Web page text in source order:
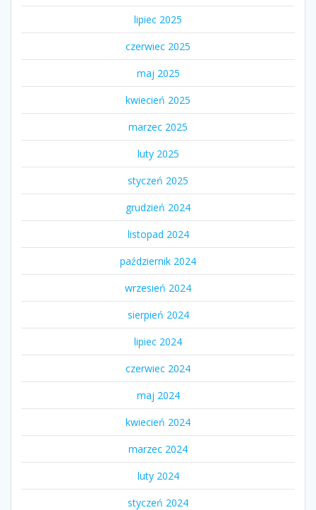
lipiec 2025
czerwiec 2025
maj 2025
kwiecień 2025
marzec 2025
luty 2025
styczeń 2025
grudzień 2024
listopad 2024
październik 2024
wrzesień 2024
sierpień 2024
lipiec 2024
czerwiec 2024
maj 2024
kwiecień 2024
marzec 2024
luty 2024
styczeń 2024